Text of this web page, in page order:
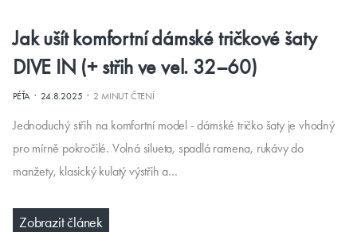
Jak ušít komfortní dámské tričkové šaty
DIVE IN (+ střih ve vel. 32–60)
PÉŤA· 24.8.2025 · 2 MINUT ČTENÍ
Jednoduchý střih na komfortní model - dámské tričko šaty je vhodný
pro mírně pokročilé. Volná silueta, spadlá ramena, rukávy do
manžety, klasický kulatý výstřih a…
Zobrazit článek